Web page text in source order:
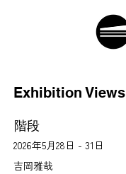
Exhibition Views
階段
2026年5月28日 - 31日
吉岡雅哉